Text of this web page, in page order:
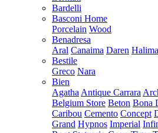
Bardelli
Basconi Home
Porcelain Wood
Benadresa
Aral Canaima Daren Halima
Bestile
Greco Nara
Bien
Agatha Antique Carrara
Belgium Store Beton Bona
Caribou Cemento Concept
Grand Hypnos Imperial